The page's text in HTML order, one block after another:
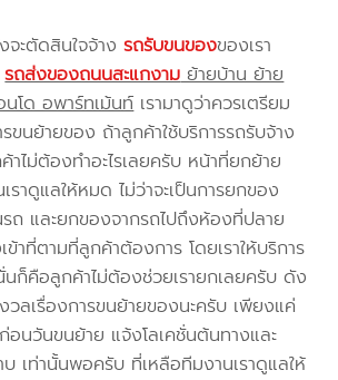
จะตัดสินใจจ้างรถรับขนของของเรา
รถส่งของถนนสะแกงามย้ายบ้าน ย้าย
โด อพาร์ทเม้นท์เรามาดูว่าควรเตรียม
ขนย้ายของ ถ้าลูกค้าใช้บริการรถรับจ้าง
าไม่ต้องทำอะไรเลยครับ หน้าที่ยกย้าย
ราดูแลให้หมด ไม่ว่าจะเป็นการยกของ
ถ และยกของจากรถไปถึงห้องที่ปลาย
าที่ตามที่ลูกค้าต้องการ โดยเราให้บริการ
ก็คือลูกค้าไม่ต้องช่วยเรายกเลยครับ ดัง
ลเรื่องการขนย้ายของนะครับ เพียงแค่
อนวันขนย้าย แจ้งโลเคชั่นต้นทางและ
บ เท่านั้นพอครับ ที่เหลือทีมงานเราดูแลให้